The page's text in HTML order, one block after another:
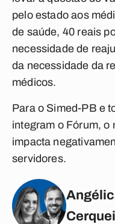
pelo estado aos
de saúde, 40 reais
necessidade de
da necessidade da
médicos.
Para o Simed-PB e
integram o Fórum, o
impacta
servidores.